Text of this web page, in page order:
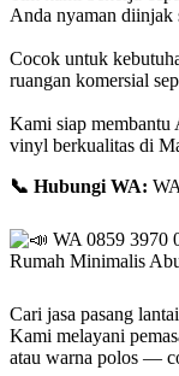
Anda nyaman diinjak
Cocok untuk
ruangan komersial
Kami siap membantu
vinyl berkualitas di
📞 Hubungi WA:
Cari jasa pasang
Kami melayani
atau warna polos —